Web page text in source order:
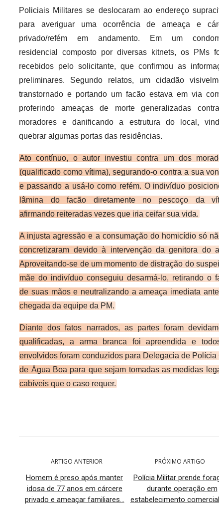
Policiais Militares se deslocaram ao endereço
para averiguar uma ocorrência de ameaça e
privado/refém em andamento. Em um
residencial composto por diversas kitnets, os PMs
recebidos pelo solicitante, que confirmou as
preliminares. Segundo relatos, um cidadão
transtornado e portando um facão estava em via
proferindo ameaças de morte generalizadas
moradores e danificando a estrutura do local,
quebrar algumas portas das residências.
​Ato contínuo, o autor investiu contra um dos
(qualificado como vítima), segurando-o contra a sua
e passando a usá-lo como refém. O indivíduo
lâmina do facão diretamente no pescoço da
afirmando reiteradas vezes que iria ceifar sua vida.
​A injusta agressão e a consumação do homicídio só
concretizaram devido à intervenção da genitora do
Aproveitando-se de um momento de distração do
mãe do indivíduo conseguiu desarmá-lo, retirando o
de suas mãos e neutralizando a ameaça imediata
chegada da equipe da PM.
​Diante dos fatos narrados, as partes foram
qualificadas, a arma branca foi apreendida e
envolvidos foram conduzidos para Delegacia de Polícia
de Água Boa para que sejam tomadas as medidas
cabíveis que o caso requer.
ARTIGO ANTERIOR
Homem é preso após manter
idosa de 77 anos em cárcere
privado e ameaçar familiares...
PRÓXIMO ARTIGO
Polícia Militar prende
durante operação em
estabelecimento comercial